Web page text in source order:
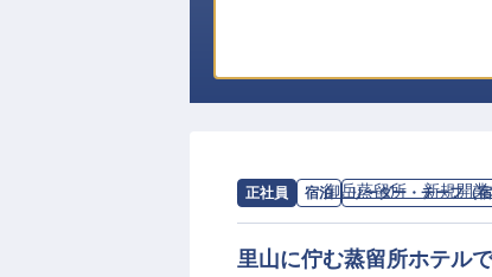
正社員 宿泊 リーダー・チーフ（宿
求人情報：御岳蒸留所 新規開業
里山に佇む蒸留所ホテル